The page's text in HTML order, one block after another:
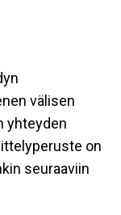
välisen
yhteyden
on
seuraaviin